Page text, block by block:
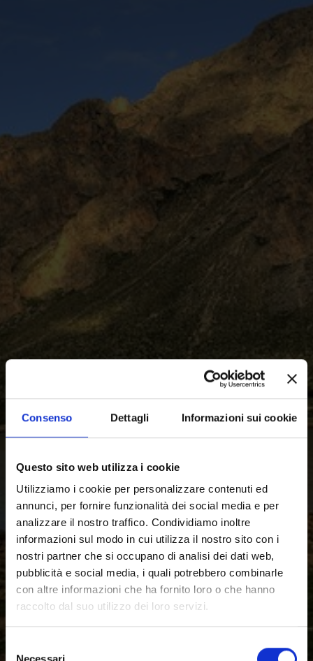
Consenso Dettagli Informazioni sui cookie
Questo sito web utilizza i cookie
Utilizziamo i cookie per personalizzare contenuti ed
annunci, per fornire funzionalità dei social media e per
analizzare il nostro traffico. Condividiamo inoltre
informazioni sul modo in cui utilizza il nostro sito con i
nostri partner che si occupano di analisi dei dati web,
pubblicità e social media, i quali potrebbero combinarle
con altre informazioni che ha fornito loro o che hanno
raccolto dal suo utilizzo dei loro servizi.
Necessari